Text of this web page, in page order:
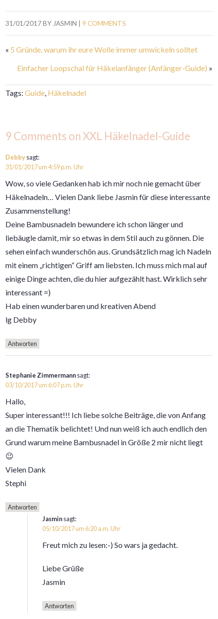
31/01/2017BY JASMIN | 9 COMMENTS
« 5 Gründe, warum ihr eure Wolle immer umwickeln solltet
Einfacher Loopschal für Häkelanfänger (Anfänger-Guide) »
Tags:Guide Häkelnadel
9 Comments on XXL Häkelnadel-Guide
Debbysagt:
31/01/2017 um 4:59 p.m. Uhr
Wow, so viele Gedanken hab ich mir noch nie gemacht über
Häkelnadeln… Vielen Dank liebe Jasmin für diese interessante
Zusammenstellung!
Deine Bambusnadeln bewundere ich schon länger und
liebäugle damit, mir so etwas in dem Stil auch zu gönnen. Die
sehen einfach wunderschön aus. Grundsätzlich mag ich Nadeln
mit einem „richtigen“ Griff am liebsten. Ich muss mich mal auf
einige Dinge achten, die du hier aufgezählt hast. Wirklich sehr
interessant =)
Hab einen wunderbaren und kreativen Abend
lg Debby
Antworten
Stephanie Zimmermannsagt:
03/10/2017 um 6:07 p.m. Uhr
Hallo,
Super interessant!!! Ich liebe solche Beiträge, die von Anfang
an die Thematik belichtet! Und nun weiß ich auch endlich den
Grund warum meine Bambusnadel in Größe 2 mir nicht liegt
😉
Vielen Dank
Stephi
Antworten
Jasminsagt:
05/10/2017 um 6:20 a.m. Uhr
Freut mich zu lesen:-) So wars ja gedacht.
Liebe Grüße
Jasmin
Antworten